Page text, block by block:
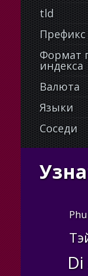
tld
Формат
индекса
Валюта
Языки
Соседи